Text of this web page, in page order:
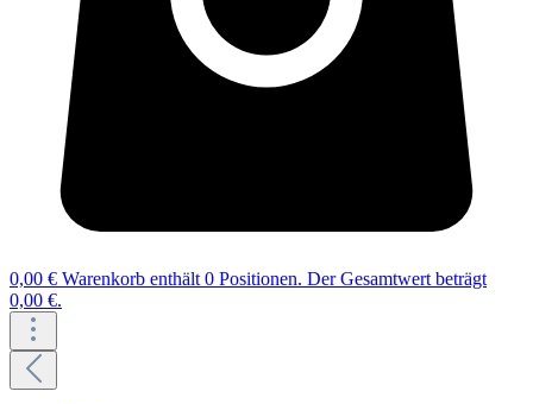
0,00 € Warenkorb enthält 0 Positionen. Der Gesamtwert beträgt
0,00 €.